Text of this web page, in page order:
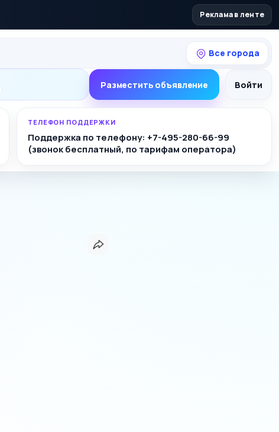
Реклама в ленте
Все города
Разместить объявление Войти
ТЕЛЕФОН ПОДДЕРЖКИ
Поддержка по телефону: +7-495-280-66-99
(звонок бесплатный, по тарифам оператора)